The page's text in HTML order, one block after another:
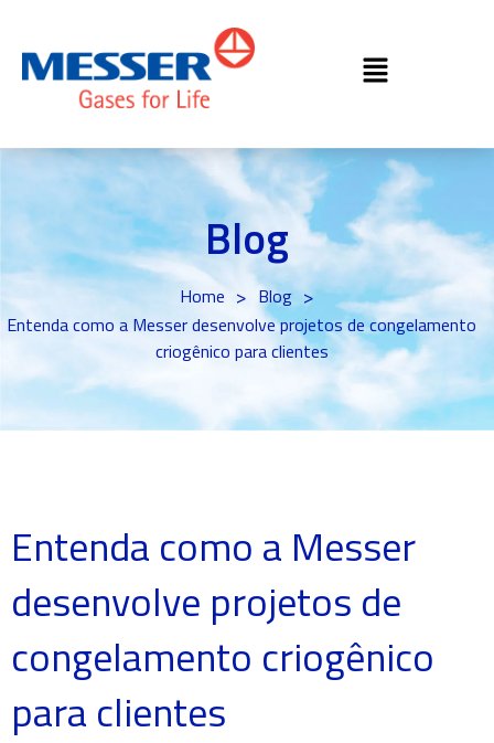
Blog
Home > Blog >
Entenda como a Messer desenvolve projetos de congelamento
criogênico para clientes
Entenda como a Messer
desenvolve projetos de
congelamento criogênico
para clientes